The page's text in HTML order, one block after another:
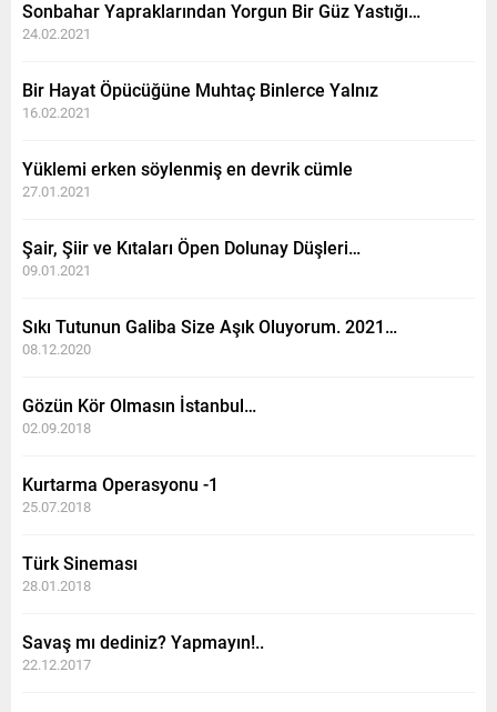
Sonbahar Yapraklarından Yorgun Bir Güz Yastığı…
24.02.2021
Bir Hayat Öpücüğüne Muhtaç Binlerce Yalnız
16.02.2021
Yüklemi erken söylenmiş en devrik cümle
27.01.2021
Şair, Şiir ve Kıtaları Öpen Dolunay Düşleri…
09.01.2021
Sıkı Tutunun Galiba Size Aşık Oluyorum. 2021…
08.12.2020
Gözün Kör Olmasın İstanbul…
02.09.2018
Kurtarma Operasyonu -1
25.07.2018
Türk Sineması
28.01.2018
Savaş mı dediniz? Yapmayın!..
22.12.2017